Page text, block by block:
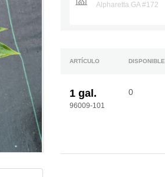
Alpharetta GA #172
ARTÍCULO DISPONIBLE
1 gal.
96009-101
0